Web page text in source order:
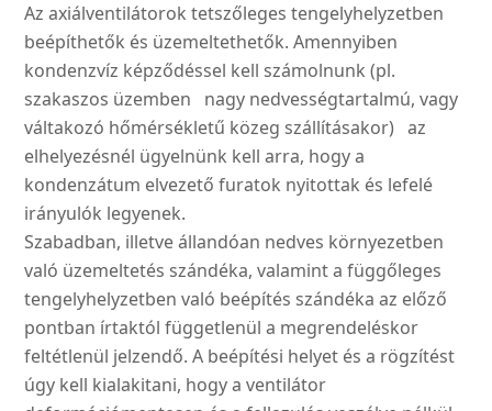
Az axiálventilátorok tetszőle­ges tengelyhelyzetben
beépít­hetők és üzemeltethetők. Amennyiben
kondenzvíz kép­ződéssel kell számolnunk (pl.
szakaszos üzemben nagy nedvességtartalmú, vagy
vál­takozó hőmérsékletű közeg szállításakor) az
elhelyezés­nél ügyelnünk kell arra, hogy a
kondenzátum elvezető fura­tok nyitottak és lefelé
irányu­lók legyenek.
Szabadban, illetve állandóan nedves környezetben
való üzemeltetés szándéka, vala­mint a függőleges
tengely­helyzetben való beépítés szándéka az előző
pontban írtaktól függetlenül a megren­deléskor
feltétlenül jelzendő. A beépítési helyet és a rögzí­tést
úgy kell kialakitani, hogy a ventilátor